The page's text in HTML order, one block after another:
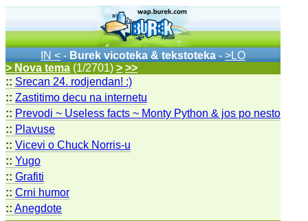
IN < - Burek vicoteka & tekstoteka - >LO
> Nova tema (1/2701) > >>
:: Srecan 24. rodjendan! :)
:: Zastitimo decu na internetu
:: Prevodi ~ Useless facts ~ Monty Python & jos po nesto
:: Plavuse
:: Vicevi o Chuck Norris-u
:: Yugo
:: Grafiti
:: Crni humor
:: Anegdote